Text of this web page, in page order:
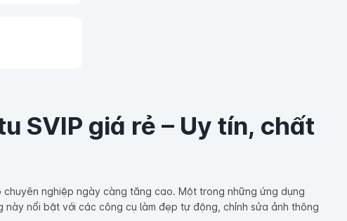
SVIP giá rẻ – Uy tín, chất
nghiệp ngày càng tăng cao. Một trong những ứng dụng
này nổi bật với các công cụ làm đẹp tự động, chỉnh sửa ảnh thông